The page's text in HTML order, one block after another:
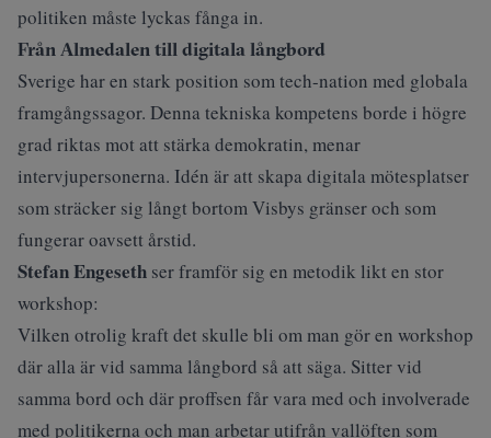
politiken måste lyckas fånga in.
Från Almedalen till digitala långbord
Sverige har en stark position som tech-nation med globala
framgångssagor. Denna tekniska kompetens borde i högre
grad riktas mot att stärka demokratin, menar
intervjupersonerna. Idén är att skapa digitala mötesplatser
som sträcker sig långt bortom Visbys gränser och som
fungerar oavsett årstid.
Stefan Engeseth ser framför sig en metodik likt en stor
workshop:
Vilken otrolig kraft det skulle bli om man gör en workshop
där alla är vid samma långbord så att säga. Sitter vid
samma bord och där proffsen får vara med och involverade
med politikerna och man arbetar utifrån vallöften som